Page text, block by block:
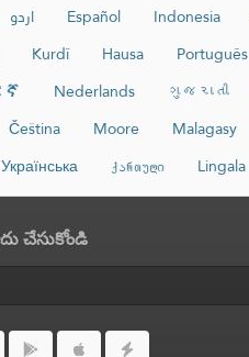
اردو Español Indonesia
Kurdî Hausa Português
Nederlands ગુજરાતી
Čeština Moore Malagasy
Українська ქართული Lingala